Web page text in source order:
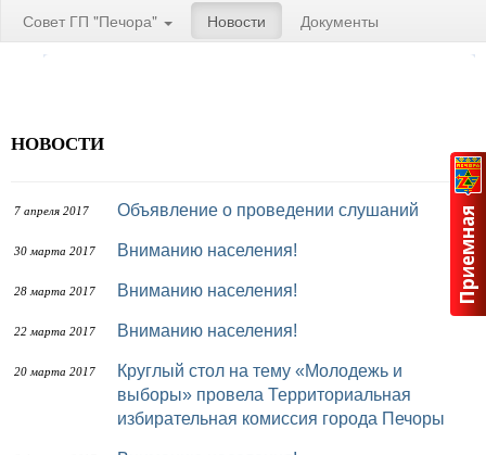
Совет ГП "Печора" Новости Документы
НОВОСТИ
7 апреля 2017 Объявление о проведении слушаний
30 марта 2017 Вниманию населения!
28 марта 2017 Вниманию населения!
22 марта 2017 Вниманию населения!
20 марта 2017
Круглый стол на тему «Молодежь и
выборы» провела Территориальная
избирательная комиссия города Печоры